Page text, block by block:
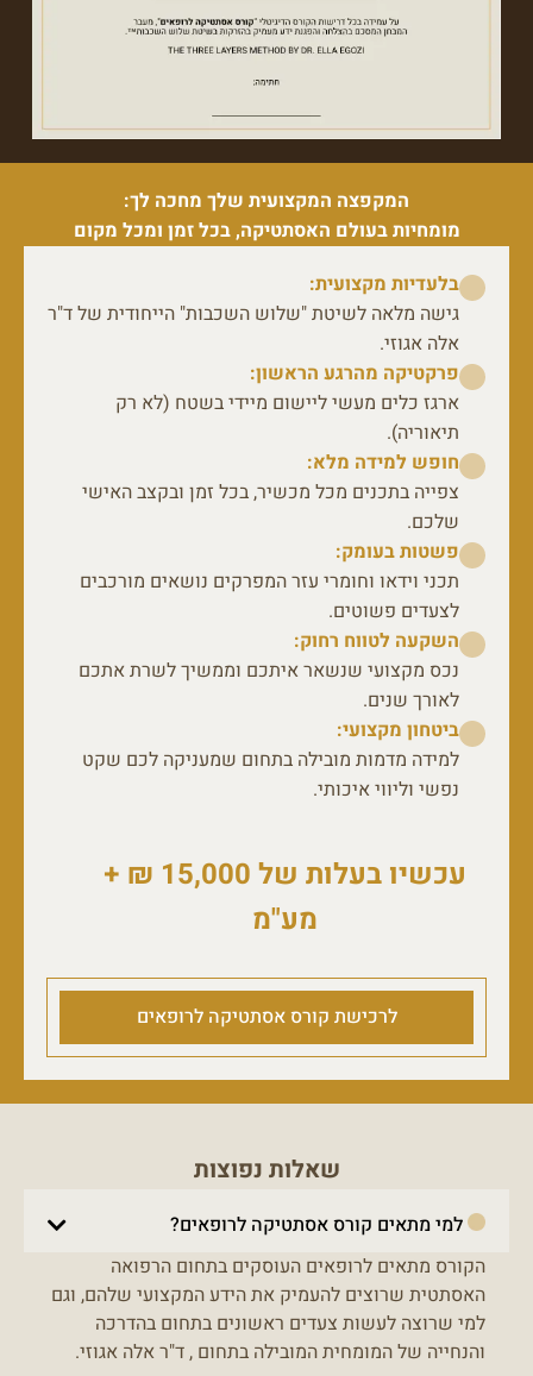
המקפצה המקצועית שלך מחכה לך:
מומחיות בעולם האסתטיקה, בכל זמן ומכל מקום
בלעדיות מקצועית:
גישה מלאה לשיטת "שלוש השכבות" הייחודית של ד"ר
אלה אגוזי.
פרקטיקה מהרגע הראשון:
ארגז כלים מעשי ליישום מיידי בשטח (לא רק
תיאוריה).
חופש למידה מלא:
צפייה בתכנים מכל מכשיר, בכל זמן ובקצב האישי
שלכם.
פשטות בעומק:
תכני וידאו וחומרי עזר המפרקים נושאים מורכבים
לצעדים פשוטים.
השקעה לטווח רחוק:
נכס מקצועי שנשאר איתכם וממשיך לשרת אתכם
לאורך שנים.
ביטחון מקצועי:
למידה מדמות מובילה בתחום שמעניקה לכם שקט
נפשי וליווי איכותי.
עכשיו בעלות של 15,000 ₪ +
מע"מ
לרכישת קורס אסתטיקה לרופאים
שאלות נפוצות
למי מתאים קורס אסתטיקה לרופאים?
הקורס מתאים לרופאים העוסקים בתחום הרפואה
האסתטית שרוצים להעמיק את הידע המקצועי שלהם, וגם
למי שרוצה לעשות צעדים ראשונים בתחום בהדרכה
והנחייה של המומחית המובילה בתחום , ד"ר אלה אגוזי.